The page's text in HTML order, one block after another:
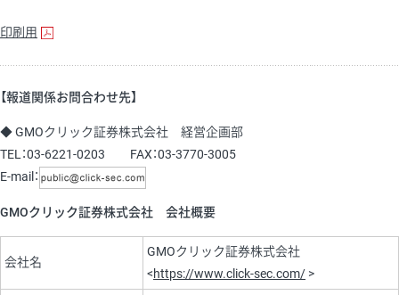
印刷用
【報道関係お問合わせ先】
◆ GMOクリック証券株式会社 経営企画部
TEL：03-6221-0203 FAX：03-3770-3005
E-mail：
GMOクリック証券株式会社 会社概要
会社名
GMOクリック証券株式会社
<https://www.click-sec.com/ >